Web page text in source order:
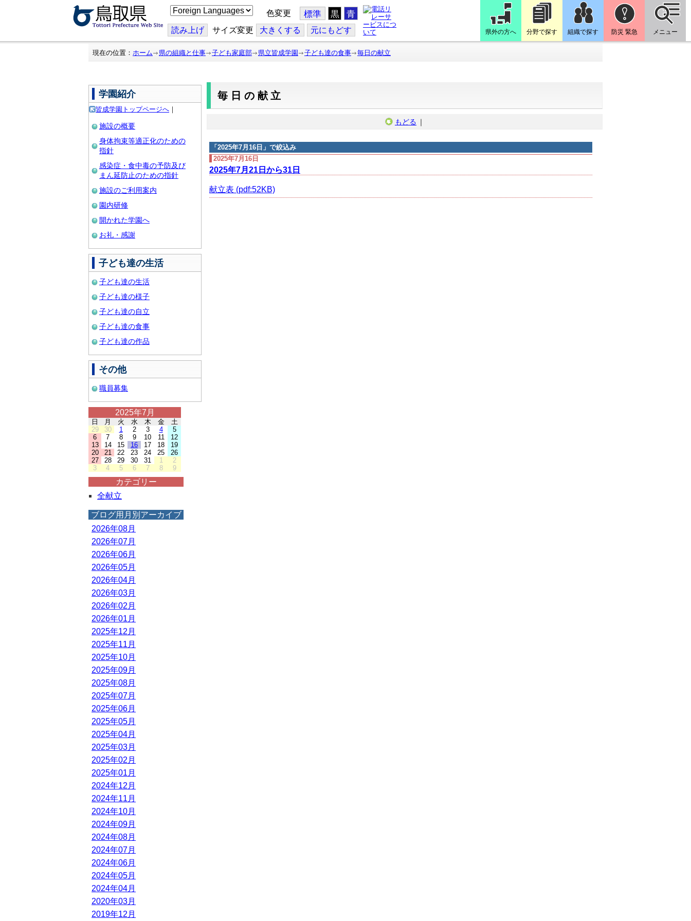
こ
の
ジ
を
翻
色変更 標準 黒 青
読み上げ サイズ変更 大きくする 元にもどす 県外の方へ 分野で探す 組織で探す 防災 緊急 メニュー
現在の位置： ホーム 県の組織と仕事 子ども家庭部 県立皆成学園 子ども達の食事 毎日の献立
学園紹介
皆成学園トップページへ ｜
施設の概要
身体拘束等適正化のための
指針
感染症・食中毒の予防及び
まん延防止のための指針
施設のご利用案内
園内研修
開かれた学園へ
お礼・感謝
子ども達の生活
子ども達の生活
子ども達の様子
子ども達の自立
子ども達の食事
子ども達の作品
その他
職員募集
2025年7月
日 月 火 水 木 金
土
29
30 1 2 3 4
5
6
7 8 9 10 11
12
13
14 15 16 17 18
19
20
21 22 23 24 25
26
27
28 29 30 31 1
2
3
4 5 6 7 8 9
カテゴリー
全献立
ブログ用月別アーカイブ
2026年08月
2026年07月
2026年06月
2026年05月
2026年04月
2026年03月
2026年02月
2026年01月
2025年12月
2025年11月
2025年10月
2025年09月
2025年08月
2025年07月
2025年06月
2025年05月
2025年04月
2025年03月
2025年02月
2025年01月
2024年12月
2024年11月
2024年10月
2024年09月
2024年08月
2024年07月
2024年06月
2024年05月
2024年04月
2020年03月
2019年12月
毎日の献立
もどる ｜
「 2025年7月16日 」で絞込み
2025年7月16日
2025年7月21日から31日
献立表 (pdf:52KB)